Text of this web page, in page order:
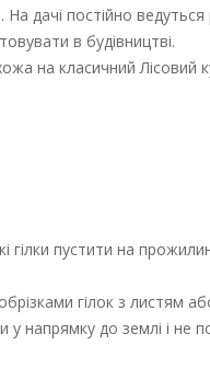
На дачі постійно
в будівництві.
на класичний Лісовий
пустити на
гілок з листям
напрямку до землі і